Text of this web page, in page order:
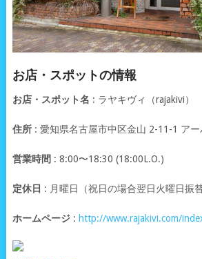
お店・スポットの情報
お店・スポット名 : ラヤキヴィ（rajakivi）
住所: 愛知県名古屋市中区金山 2-11-1 アー
営業時間 : 8:00〜18:30 (18:00L.O.)
定休日 : 月曜日（祝日の場合翌日火曜日振替
ホームページ: http://www.rajakivi.com/